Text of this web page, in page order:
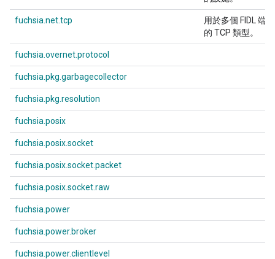
fuchsia.net.tcp
用於多個 FIDL 端點
的 TCP 類型。
fuchsia.overnet.protocol
fuchsia.pkg.garbagecollector
fuchsia.pkg.resolution
fuchsia.posix
fuchsia.posix.socket
fuchsia.posix.socket.packet
fuchsia.posix.socket.raw
fuchsia.power
fuchsia.power.broker
fuchsia.power.clientlevel